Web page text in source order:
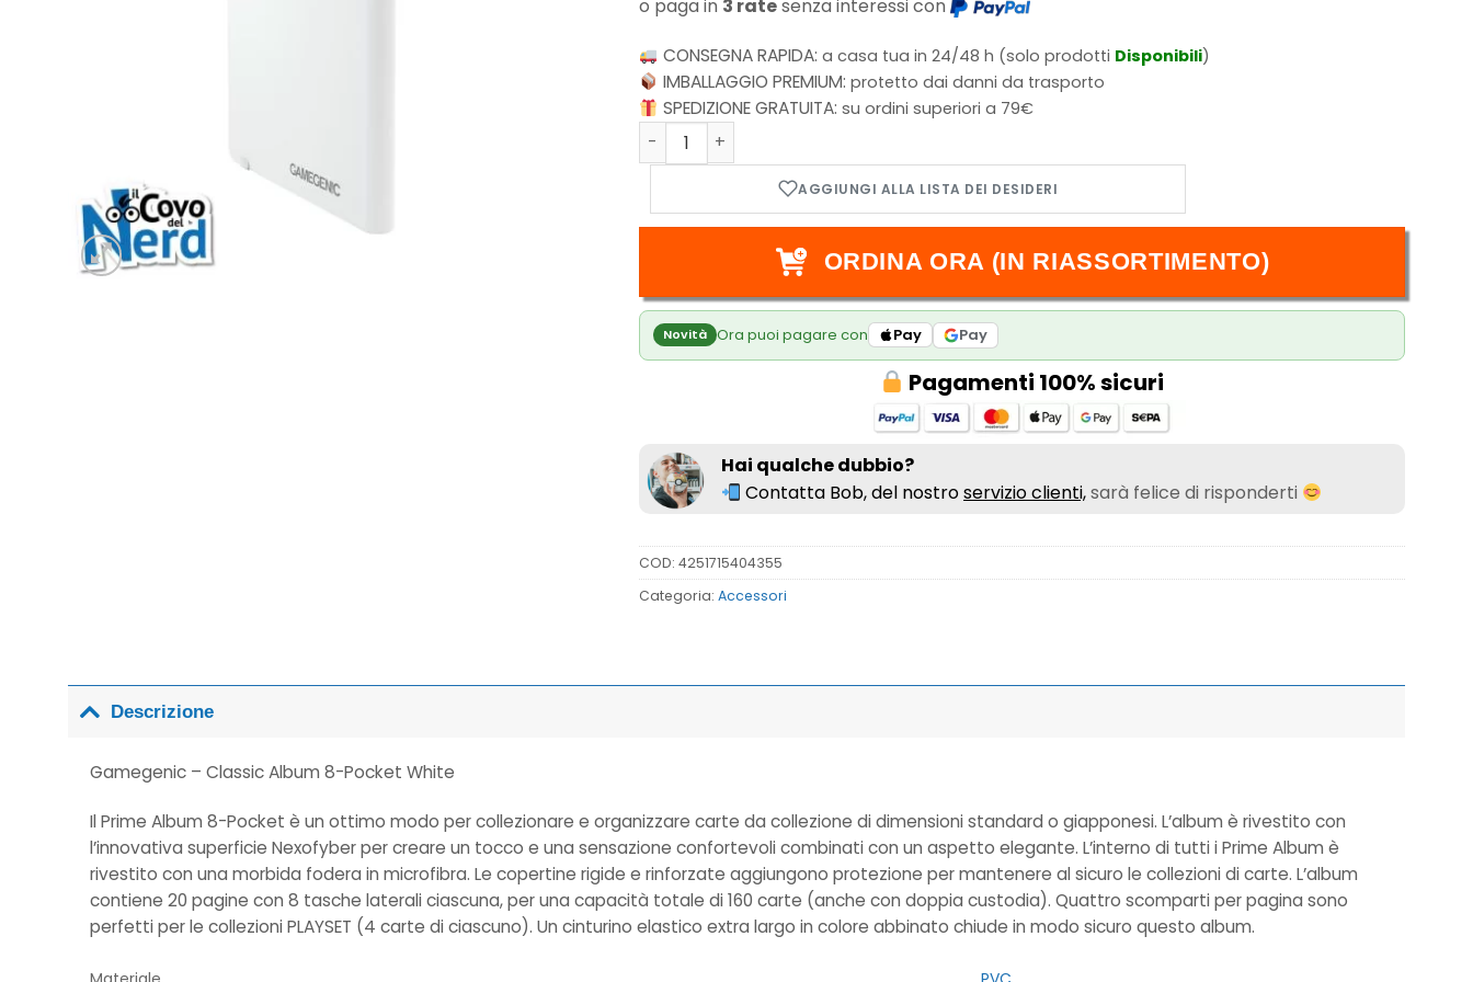
o paga in 3 ratesenza interessi con
CONSEGNA RAPIDA: a casa tua in 24/48 h (solo prodotti Disponibili)
IMBALLAGGIO PREMIUM: protetto dai danni da trasporto
SPEDIZIONE GRATUITA: su ordini superiori a 79€
Gamegenic - Classic Album 8-Pocket White quantità
ORDINA ORA (IN RIASSORTIMENTO)
Novità Ora puoi pagare con Pay Pay
Pagamenti 100% sicuri
Hai qualche dubbio?
Contatta Bob, del nostroservizio clienti,sarà felice di risponderti
COD: 4251715404355
Categoria: Accessori
Descrizione
Gamegenic – Classic Album 8-Pocket White
Il Prime Album 8-Pocket è un ottimo modo per collezionare e organizzare carte da collezione di dimensioni standard o giapponesi. L’album è rivestito con
l’innovativa superficie Nexofyber per creare un tocco e una sensazione confortevoli combinati con un aspetto elegante. L’interno di tutti i Prime Album è
rivestito con una morbida fodera in microfibra. Le copertine rigide e rinforzate aggiungono protezione per mantenere al sicuro le collezioni di carte. L’album
contiene 20 pagine con 8 tasche laterali ciascuna, per una capacità totale di 160 carte (anche con doppia custodia). Quattro scomparti per pagina sono
perfetti per le collezioni PLAYSET (4 carte di ciascuno). Un cinturino elastico extra largo in colore abbinato chiude in modo sicuro questo album.